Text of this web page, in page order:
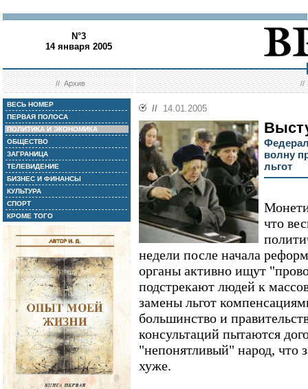
N°3
14 января 2005
//Архив //
ВЕСЬ НОМЕР
ПЕРВАЯ ПОЛОСА
ПОЛИТИКА И ЭКОНОМИКА
ОБЩЕСТВО
ЗАГРАНИЦА
ТЕЛЕВИДЕНИЕ
БИЗНЕС И ФИНАНСЫ
КУЛЬТУРА
СПОРТ
КРОМЕ ТОГО
// 14.01.2005
волну
льгот
что
недели после начала
органы активно ищут
подстрекают людей к
замены льгот
большинство и
консультаций пытаются
"непонятливый" народ, что
хуже.